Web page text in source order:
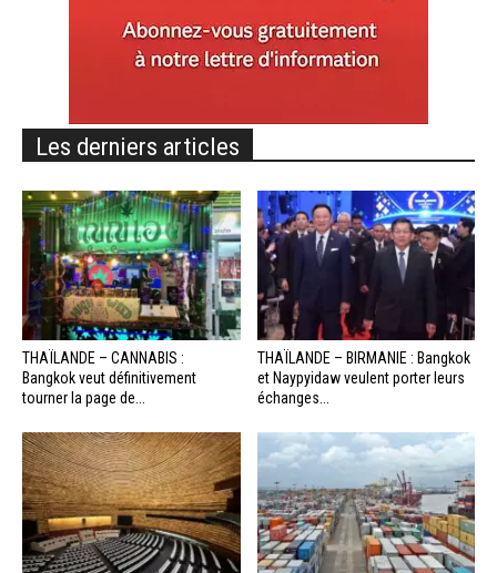
Les derniers articles
THAÏLANDE – CANNABIS :
Bangkok veut définitivement
tourner la page de...
THAÏLANDE – BIRMANIE : Bangkok
et Naypyidaw veulent porter leurs
échanges...